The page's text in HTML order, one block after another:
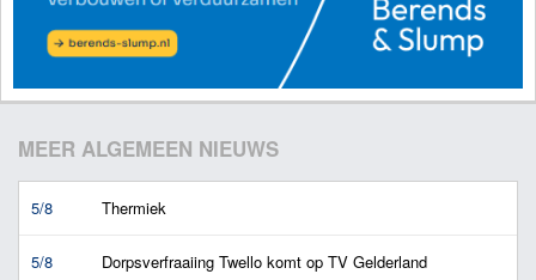
MEER ALGEMEEN NIEUWS
5/8 Thermiek
5/8 Dorpsverfraaiing Twello komt op TV Gelderland